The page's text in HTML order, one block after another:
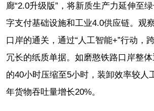
廊“2.0升级版”，将新质生产力延伸至
字支付基础设施和工业4.0供应链。观
口岸的通关，通过“人工智能+”行动，
冗长的纸质单据。如磨憨铁路口岸整
的40小时压缩至5小时，装卸效率较人
年货物吞吐量增长20%。